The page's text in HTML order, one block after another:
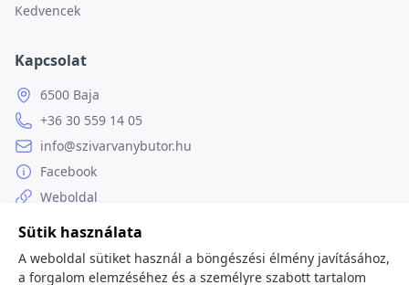
Kedvencek
Kapcsolat
6500 Baja
+36 30 559 14 05
info@szivarvanybutor.hu
Facebook
Weboldal
Sütik használata
A weboldal sütiket használ a böngészési élmény javításához,
a forgalom elemzéséhez és a személyre szabott tartalom